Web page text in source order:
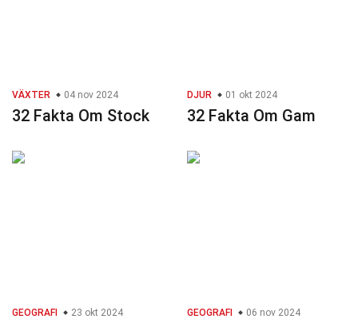
VÄXTER 04 nov 2024
32 Fakta Om Stock
DJUR 01 okt 2024
32 Fakta Om Gam
GEOGRAFI 23 okt 2024 GEOGRAFI 06 nov 2024